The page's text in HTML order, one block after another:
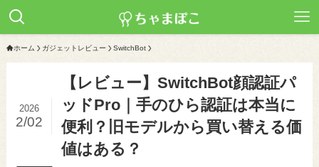
ホーム ガジェットレビュー SwitchBot
【レビュー】SwitchBot顔認証パ
ッドPro｜手のひら認証は本当に
便利？旧モデルから買い替える価
値はある？
2026
2/02